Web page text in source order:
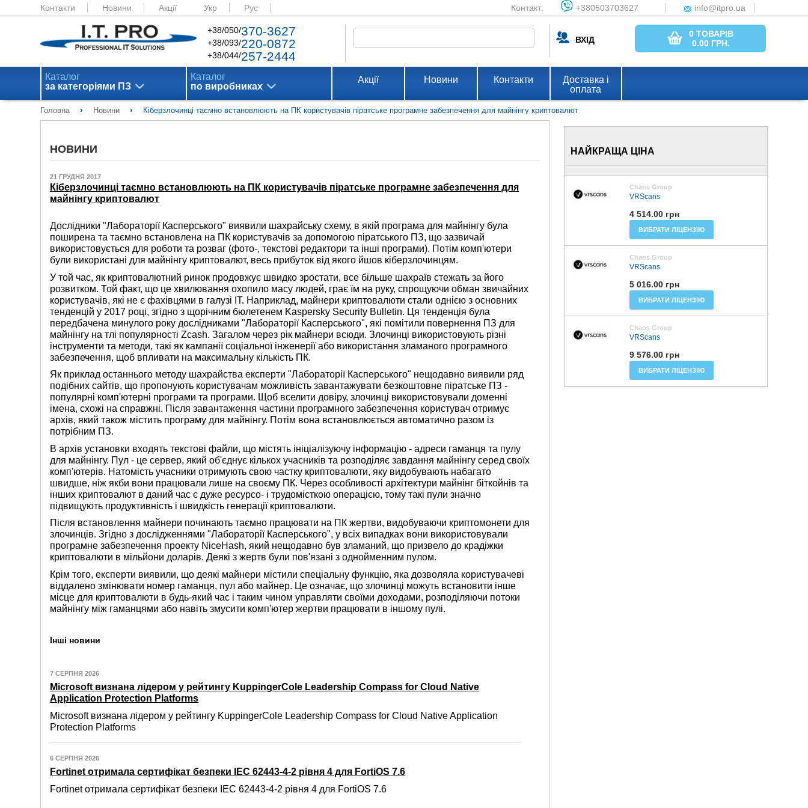
Контакти Новини Акції Укр Рус Контакт: +380503703627 info@itpro.ua
+38/050/370-3627
+38/093/220-0872
+38/044/257-2444
ВХІД
0 ТОВАРІВ
0.00 ГРН.
Каталог
за категоріями ПЗ
Каталог
по виробниках
Акції Новини Контакти
Доставка і
оплата
Головна › Новини › Кіберзлочинці таємно встановлюють на ПК користувачів піратське програмне забезпечення для майнінгу криптовалют
НОВИНИ
21 ГРУДНЯ 2017
Кіберзлочинці таємно встановлюють на ПК користувачів піратське програмне забезпечення для
майнінгу криптовалют
Дослідники "Лабораторії Касперського" виявили шахрайську схему, в якій програма для майнінгу була
поширена та таємно встановлена ​​на ПК користувачів за допомогою піратського ПЗ, що зазвичай
використовується для роботи та розваг (фото-, текстові редактори та інші програми). Потім комп'ютери
були використані для майнінгу криптовалют, весь прибуток від якого йшов кіберзлочинцям.
У той час, як криптовалютний ринок продовжує швидко зростати, все більше шахраїв стежать за його
розвитком. Той факт, що це хвилювання охопило масу людей, грає їм на руку, спрощуючи обман звичайних
користувачів, які не є фахівцями в галузі ІТ. Наприклад, майнери криптовалюти стали однією з основних
тенденцій у 2017 році, згідно з щорічним бюлетенем Kaspersky Security Bulletin. Ця тенденція була
передбачена минулого року дослідниками "Лабораторії Касперського", які помітили повернення ПЗ для
майнінгу на тлі популярності Zcash. Загалом через рік майнери всюди. Злочинці використовують різні
інструменти та методи, такі як кампанії соціальної інженерії або використання зламаного програмного
забезпечення, щоб впливати на максимальну кількість ПК.
Як приклад останнього методу шахрайства експерти "Лабораторії Касперського" нещодавно виявили ряд
подібних сайтів, що пропонують користувачам можливість завантажувати безкоштовне піратське ПЗ -
популярні комп'ютерні програми та програми. Щоб вселити довіру, злочинці використовували доменні
імена, схожі на справжні. Після завантаження частини програмного забезпечення користувач отримує
архів, який також містить програму для майнінгу. Потім вона встановлюється автоматично разом із
потрібним ПЗ.
В архів установки входять текстові файли, що містять ініціалізуючу інформацію - адреси гаманця та пулу
для майнінгу. Пул - це сервер, який об'єднує кількох учасників та розподіляє завдання майнінгу серед своїх
комп'ютерів. Натомість учасники отримують свою частку криптовалюти, яку видобувають набагато
швидше, ніж якби вони працювали лише на своєму ПК. Через особливості архітектури майнінг біткойнів та
інших криптовалют в даний час є дуже ресурсо- і трудомісткою операцією, тому такі пули значно
підвищують продуктивність і швидкість генерації криптовалюти.
Після встановлення майнери починають таємно працювати на ПК жертви, видобуваючи криптомонети для
злочинців. Згідно з дослідженнями "Лабораторії Касперського", у всіх випадках вони використовували
програмне забезпечення проекту NiceHash, який нещодавно був зламаний, що призвело до крадіжки
криптовалюти в мільйони доларів. Деякі з жертв були пов'язані з однойменним пулом.
Крім того, експерти виявили, що деякі майнери містили спеціальну функцію, яка дозволяла користувачеві
віддалено змінювати номер гаманця, пул або майнер. Це означає, що злочинці можуть встановити інше
місце для криптовалюти в будь-який час і таким чином управляти своїми доходами, розподіляючи потоки
майнінгу між гаманцями або навіть змусити комп'ютер жертви працювати в іншому пулі.
Інші новини
7 СЕРПНЯ 2026
Microsoft визнана лідером у рейтингу KuppingerCole Leadership Compass for Cloud Native
Application Protection Platforms
Microsoft визнана лідером у рейтингу KuppingerCole Leadership Compass for Cloud Native Application
Protection Platforms
6 СЕРПНЯ 2026
Fortinet отримала сертифікат безпеки IEC 62443-4-2 рівня 4 для FortiOS 7.6
Fortinet отримала сертифікат безпеки IEC 62443-4-2 рівня 4 для FortiOS 7.6
НАЙКРАЩА ЦІНА
Chaos Group
VRScans
4 514.00 грн
ВИБРАТИ ЛІЦЕНЗІЮ
Chaos Group
VRScans
5 016.00 грн
ВИБРАТИ ЛІЦЕНЗІЮ
Chaos Group
VRScans
9 576.00 грн
ВИБРАТИ ЛІЦЕНЗІЮ